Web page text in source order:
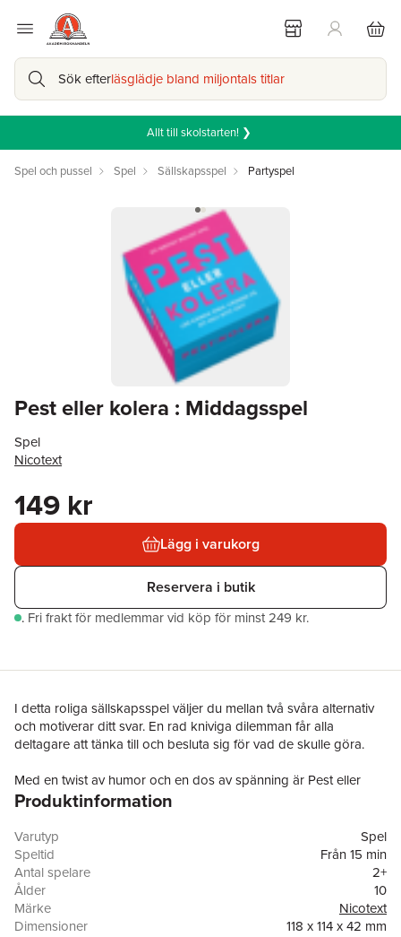
Sök efterläsglädje bland miljontals titlar
Allt till skolstarten! ❯
Spel och pussel Spel Sällskapsspel Partyspel
Pest eller kolera : Middagsspel
Spel
Nicotext
149 kr
Lägg i varukorg
Reservera i butik
. Fri frakt för medlemmar vid köp för minst 249 kr.
I detta roliga sällskapsspel väljer du mellan två svåra alternativ
och motiverar ditt svar. En rad kniviga dilemman får alla
deltagare att tänka till och besluta sig för vad de skulle göra.
Med en twist av humor och en dos av spänning är Pest eller
kolera det perfekta spelet för att testa din toleransnivå och se
diskussioner och lär känna dina vänner på ett helt nytt vis!
Exempel:
Skulle du hellre vara rik ELLER berömd?
Skulle du hellre alltid behöva tala i rim ELLER alltid behöva
tala i gåtor?
Produktinformation
Varutyp
Spel
Speltid
Från 15 min
Antal spelare
2+
Ålder
10
Märke
Nicotext
Dimensioner
118 x 114 x 42 mm